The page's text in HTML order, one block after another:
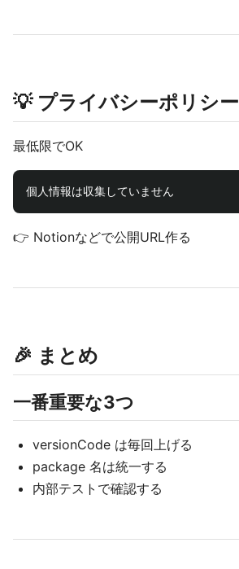
💡 プライバシーポリシー
最低限でOK
👉 Notionなどで公開URL作る
🎉 まとめ
一番重要な3つ
versionCode は毎回上げる
package 名は統一する
内部テストで確認する